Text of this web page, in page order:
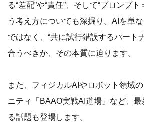
る“差配”や“責任”、そして“プロンプ
う考え方についても深掘り。AIを単
ではなく、“共に試行錯誤するパート
合うべきか、その本質に迫ります。
また、フィジカルAIやロボット領域
ニティ「BAAO実戦AI道場」など、
る話題も登場します。